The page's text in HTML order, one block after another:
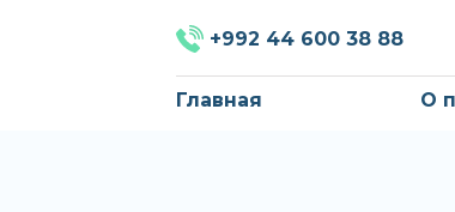
+992 44 600 38 88
Главная О